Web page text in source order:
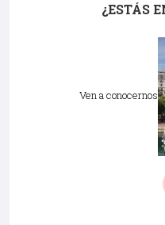
¿ESTÁS
Ven a conocernos